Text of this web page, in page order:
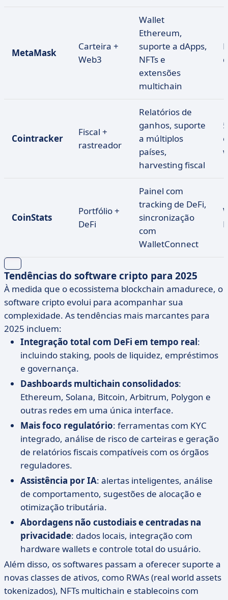
MetaMask
Carteira +
Web3
Wallet
Ethereum,
suporte a dApps,
NFTs e
extensões
multichain
Cointracker
Fiscal +
rastreador
Relatórios de
ganhos, suporte
a múltiplos
países,
harvesting fiscal
CoinStats
Portfólio +
DeFi
Painel com
tracking de DeFi,
sincronização
com
WalletConnect
Tendências do software cripto para 2025
À medida que o ecossistema blockchain amadurece, o
software cripto evolui para acompanhar sua
complexidade. As tendências mais marcantes para
2025 incluem:
Integração total com DeFi em tempo real:
incluindo staking, pools de liquidez, empréstimos
e governança.
Dashboards multichain consolidados:
Ethereum, Solana, Bitcoin, Arbitrum, Polygon e
outras redes em uma única interface.
Mais foco regulatório: ferramentas com KYC
integrado, análise de risco de carteiras e geração
de relatórios fiscais compatíveis com os órgãos
reguladores.
Assistência por IA: alertas inteligentes, análise
de comportamento, sugestões de alocação e
otimização tributária.
Abordagens não custodiais e centradas na
privacidade: dados locais, integração com
hardware wallets e controle total do usuário.
Além disso, os softwares passam a oferecer suporte a
novas classes de ativos, como RWAs (real world assets
tokenizados), NFTs multichain e stablecoins com